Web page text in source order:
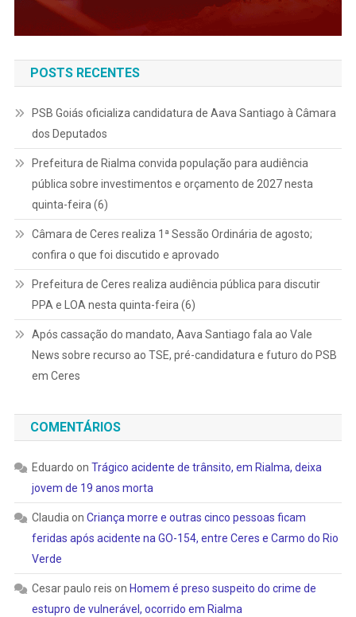
POSTS RECENTES
PSB Goiás oficializa candidatura de Aava Santiago à Câmara
dos Deputados
Prefeitura de Rialma convida população para audiência
pública sobre investimentos e orçamento de 2027 nesta
quinta-feira (6)
Câmara de Ceres realiza 1ª Sessão Ordinária de agosto;
confira o que foi discutido e aprovado
Prefeitura de Ceres realiza audiência pública para discutir
PPA e LOA nesta quinta-feira (6)
Após cassação do mandato, Aava Santiago fala ao Vale
News sobre recurso ao TSE, pré-candidatura e futuro do PSB
em Ceres
COMENTÁRIOS
Eduardo on Trágico acidente de trânsito, em Rialma, deixa
jovem de 19 anos morta
Claudia on Criança morre e outras cinco pessoas ficam
feridas após acidente na GO-154, entre Ceres e Carmo do Rio
Verde
Cesar paulo reis on Homem é preso suspeito do crime de
estupro de vulnerável, ocorrido em Rialma